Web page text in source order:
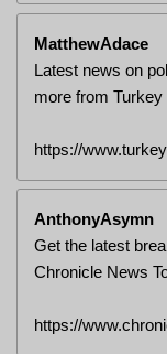
MatthewAdace
Latest news on
more from
https://
AnthonyAsymn
Get the latest
Chronicle News
https://